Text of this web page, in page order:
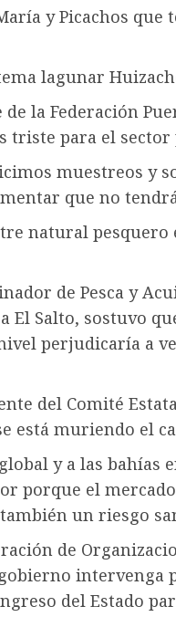
y Picachos
lagunar
la Federación
triste para el
muestreos y
que no
natural
de Pesca y
El Salto, sostuvo
perjudicaría a
del Comité
está muriendo el
y a las bahías
porque el
un riesgo
de
intervenga
del Estado